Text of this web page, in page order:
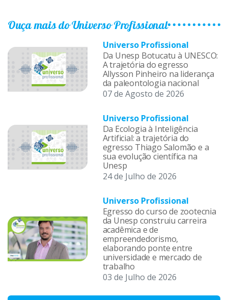
Ouça mais do Universo Profissional
Universo Profissional
Da Unesp Botucatu à UNESCO:
A trajetória do egresso
Allysson Pinheiro na liderança
da paleontologia nacional
07 de Agosto de 2026
Universo Profissional
Da Ecologia à Inteligência
Artificial: a trajetória do
egresso Thiago Salomão e a
sua evolução científica na
Unesp
24 de Julho de 2026
Universo Profissional
Egresso do curso de zootecnia
da Unesp construiu carreira
acadêmica e de
empreendedorismo,
elaborando ponte entre
universidade e mercado de
trabalho
03 de Julho de 2026